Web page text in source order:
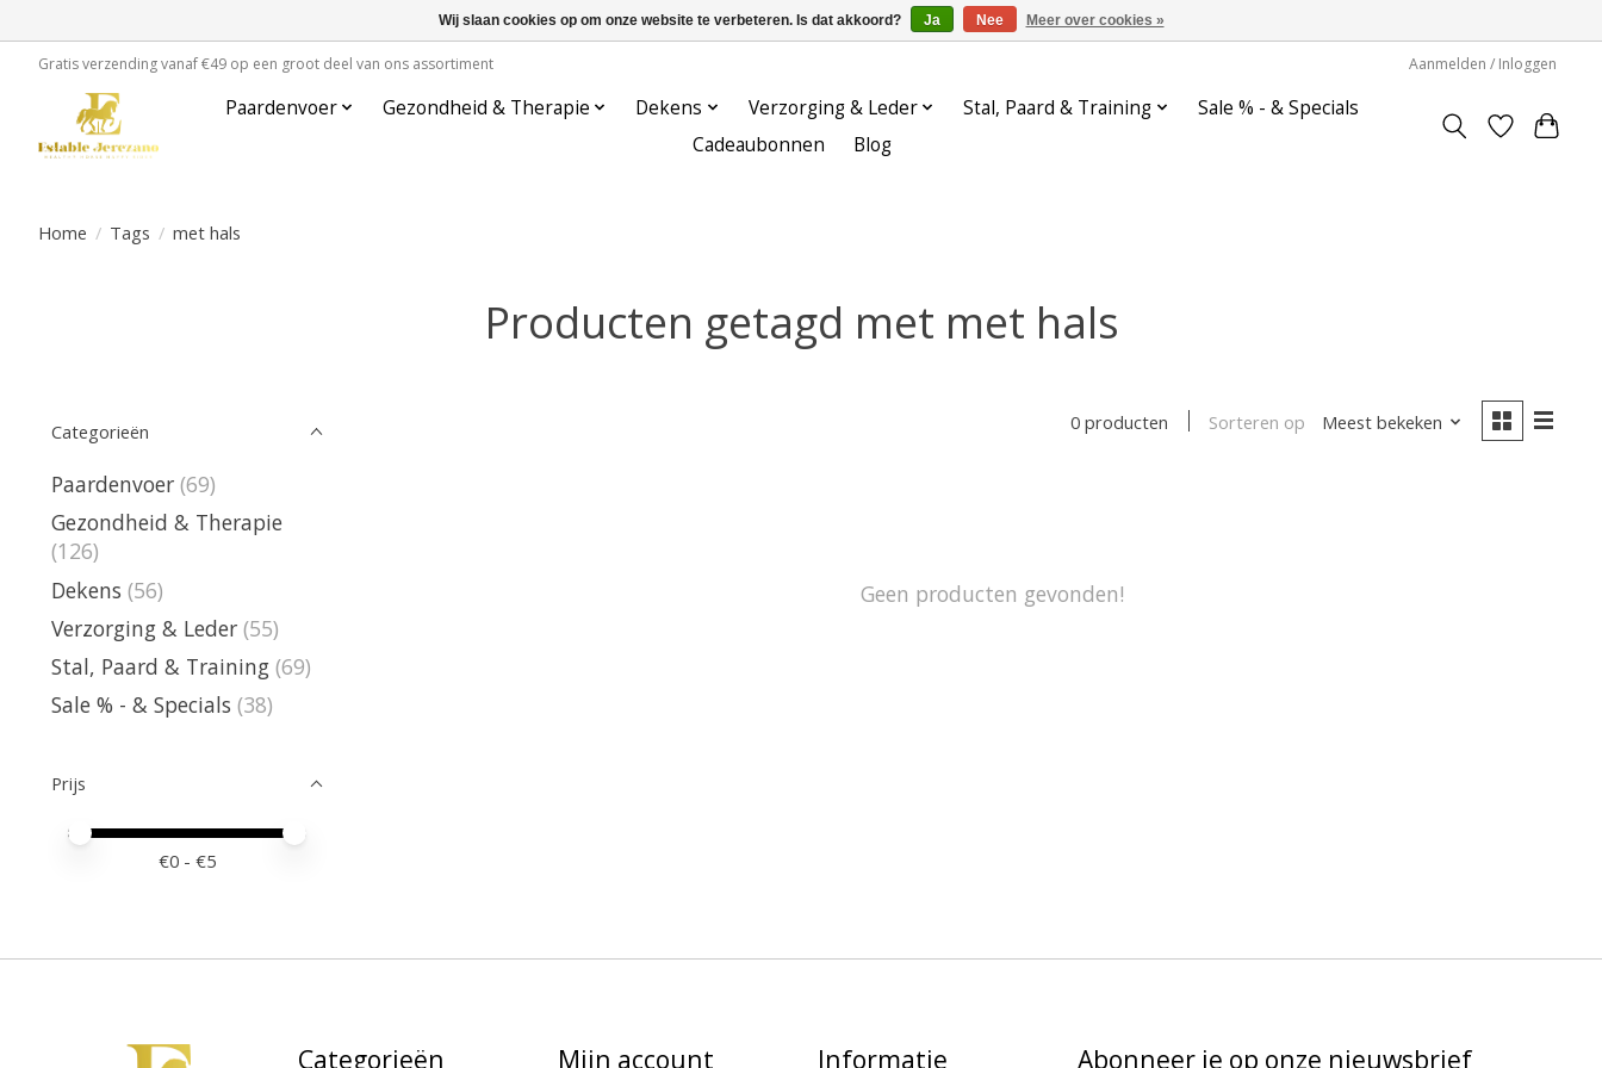
Gratis verzending vanaf €49 op een groot deel van ons assortiment Aanmelden / Inloggen
Paardenvoer Gezondheid & Therapie Dekens Verzorging & Leder Stal, Paard & Training
Sale % - & Specials
Cadeaubonnen
Blog
Home / Tags / met hals
Producten getagd met met hals
Categorieën
Paardenvoer (69)
Gezondheid & Therapie
(126)
Dekens (56)
Verzorging & Leder (55)
Stal, Paard & Training (69)
Sale % - & Specials (38)
Prijs
Minimale prijswaarde
Price maximum value
€0 - €5
0 producten Sorteren op Meest bekeken
Geen producten gevonden!
Categorieën Mijn account Informatie Abonneer je op onze nieuwsbrief
Wij slaan cookies op om onze website te verbeteren. Is dat akkoord? Ja Nee Meer over cookies »